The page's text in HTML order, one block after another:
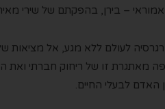
– בירן, בהפקתם של שירי
לעולם ללא מגע, אל מציאות
מאתגרת זו של ריחוק חברתי ואת
האדם לבעלי החיים.